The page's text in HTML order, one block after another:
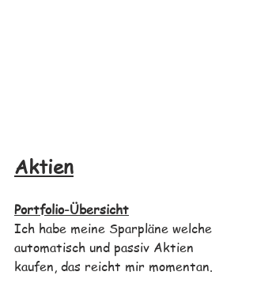
Aktien
Portfolio-Übersicht
Ich habe meine Sparpläne welche
automatisch und passiv Aktien
kaufen, das reicht mir momentan.